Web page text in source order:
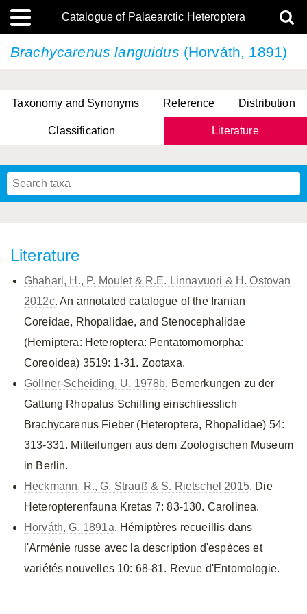
Catalogue of Palaearctic Heteroptera
Brachycarenus languidus (Horváth, 1891)
Taxonomy and Synonyms Reference Distribution
Classification Literature
Literature
Ghahari, H., P. Moulet & R.E. Linnavuori & H. Ostovan
2012c. An annotated catalogue of the Iranian
Coreidae, Rhopalidae, and Stenocephalidae
(Hemiptera: Heteroptera: Pentatomomorpha:
Coreoidea) 3519: 1-31. Zootaxa.
Göllner-Scheiding, U. 1978b. Bemerkungen zu der
Gattung Rhopalus Schilling einschliesslich
Brachycarenus Fieber (Heteroptera, Rhopalidae) 54:
313-331. Mitteilungen aus dem Zoologischen Museum
in Berlin.
Heckmann, R., G. Strauß & S. Rietschel 2015. Die
Heteropterenfauna Kretas 7: 83-130. Carolinea.
Horváth, G. 1891a. Hémiptères recueillis dans
l'Arménie russe avec la description d'espèces et
variétés nouvelles 10: 68-81. Revue d'Entomologie.